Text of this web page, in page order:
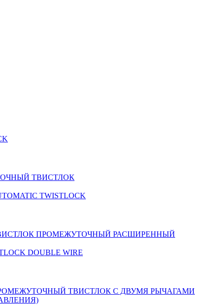
ТВИСТЛОК
ПРОМЕЖУТОЧНЫЙ РАСШИРЕННЫЙ
ТВИСТЛОК С ДВУМЯ РЫЧАГАМИ